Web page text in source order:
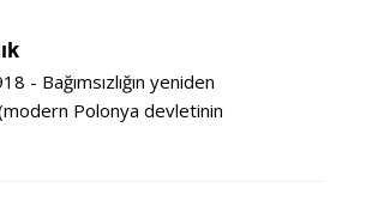
- Bağımsızlığın yeniden
(modern Polonya devletinin